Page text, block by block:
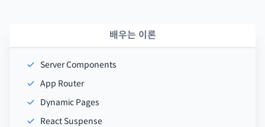
배우는 이론
Server Components
App Router
Dynamic Pages
React Suspense